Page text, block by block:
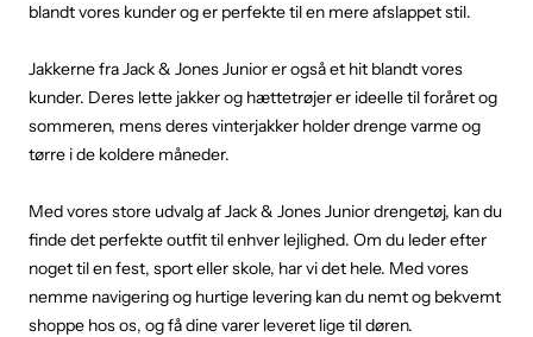
blandt vores kunder og er perfekte til en mere afslappet stil.
Jakkerne fra Jack & Jones Junior er også et hit blandt vores
kunder. Deres lette jakker og hættetrøjer er ideelle til foråret og
sommeren, mens deres vinterjakker holder drenge varme og
tørre i de koldere måneder.
Med vores store udvalg af Jack & Jones Junior drengetøj, kan du
finde det perfekte outfit til enhver lejlighed. Om du leder efter
noget til en fest, sport eller skole, har vi det hele. Med vores
nemme navigering og hurtige levering kan du nemt og bekvemt
shoppe hos os, og få dine varer leveret lige til døren.